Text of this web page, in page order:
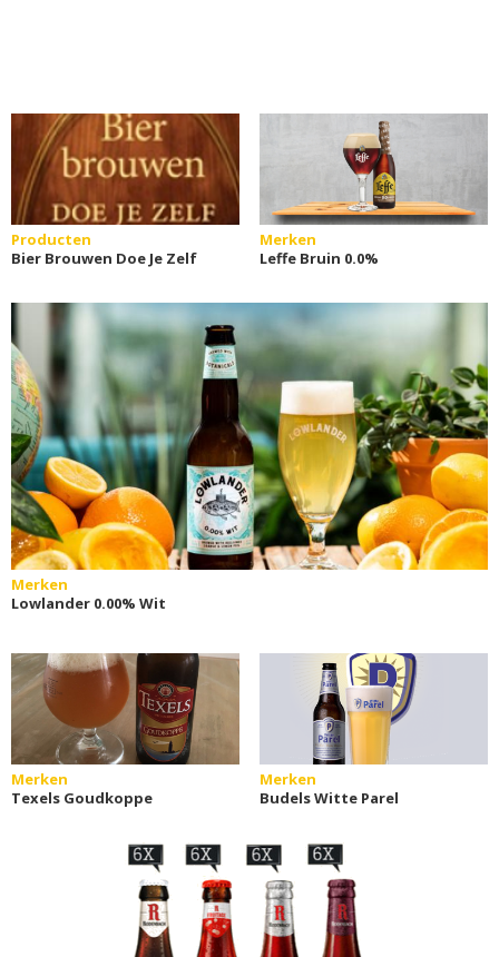
Producten
Bier Brouwen Doe Je Zelf
Merken
Leffe Bruin 0.0%
Merken
Lowlander 0.00% Wit
Merken
Texels Goudkoppe
Merken
Budels Witte Parel